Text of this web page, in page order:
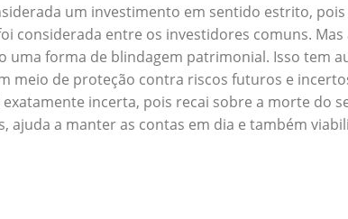
um investimento em sentido estrito,
considerada entre os investidores comuns.
uma forma de blindagem patrimonial. Isso tem
meio de proteção contra riscos futuros e
incerta, pois recai sobre a morte do
ajuda a manter as contas em dia e também